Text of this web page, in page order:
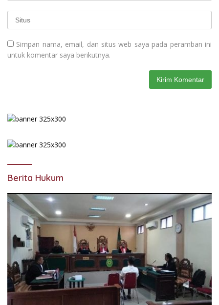
Simpan nama, email, dan situs web saya pada peramban ini
untuk komentar saya berikutnya.
Berita Hukum